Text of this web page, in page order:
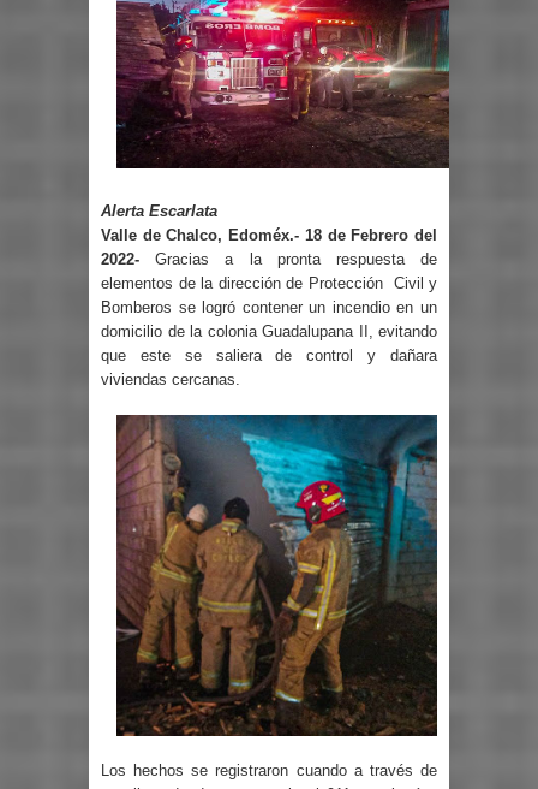
Alerta Escarlata
Valle de Chalco, Edoméx.- 18 de Febrero del
2022- Gracias a la pronta respuesta de
elementos de la dirección de Protección
Civil y
Bomberos se logró contener un incendio en un
domicilio de la colonia Guadalupana II, evitando
que este se saliera de control y dañara
viviendas cercanas.
Los hechos se registraron cuando a través de